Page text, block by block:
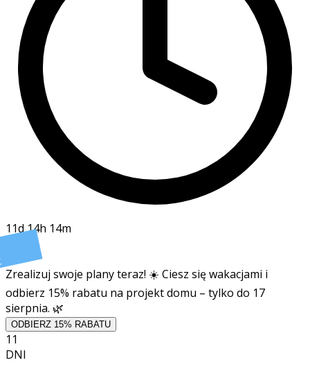
11d 14h 14m
Zrealizuj swoje plany teraz! ☀️ Ciesz się wakacjami i
odbierz 15% rabatu na projekt domu – tylko do 17
sierpnia. 🌿
ODBIERZ 15% RABATU
11
DNI